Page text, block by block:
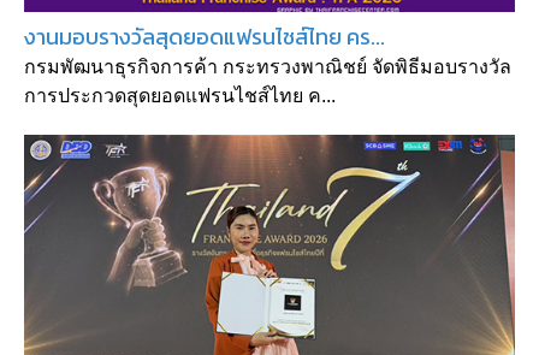
งานมอบรางวัลสุดยอดแฟรนไชส์ไทย คร...
กรมพัฒนาธุรกิจการค้า กระทรวงพาณิชย์ จัดพิธีมอบรางวัล
การประกวดสุดยอดแฟรนไชส์ไทย ค...